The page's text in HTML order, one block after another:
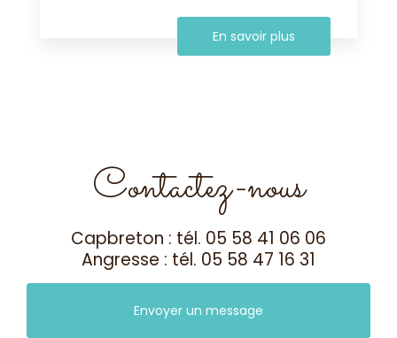
En savoir plus
Contactez-nous
Capbreton : tél. 05 58 41 06 06
Angresse : tél. 05 58 47 16 31
Envoyer un message